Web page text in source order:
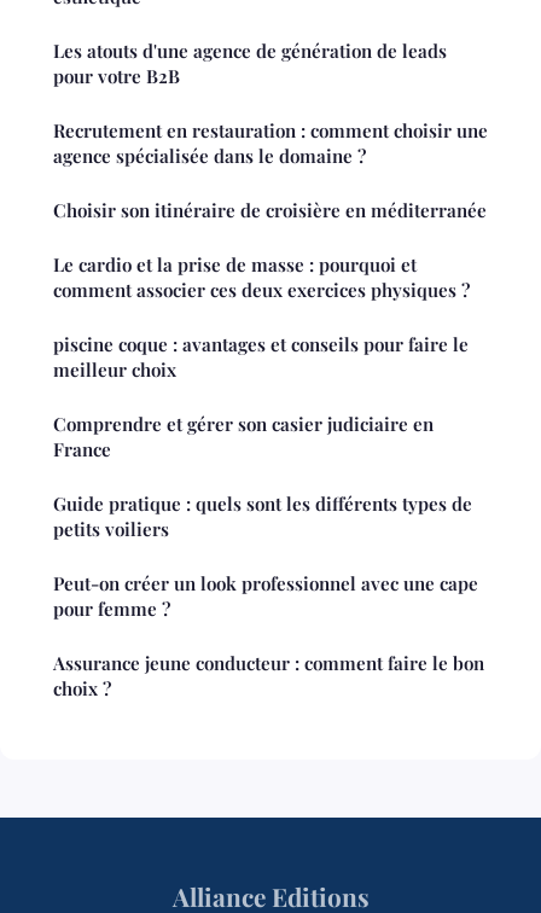
Les atouts d'une agence de génération de leads
pour votre B2B
Recrutement en restauration : comment choisir une
agence spécialisée dans le domaine ?
Choisir son itinéraire de croisière en méditerranée
Le cardio et la prise de masse : pourquoi et
comment associer ces deux exercices physiques ?
piscine coque : avantages et conseils pour faire le
meilleur choix
Comprendre et gérer son casier judiciaire en
France
Guide pratique : quels sont les différents types de
petits voiliers
Peut-on créer un look professionnel avec une cape
pour femme ?
Assurance jeune conducteur : comment faire le bon
choix ?
Alliance Editions